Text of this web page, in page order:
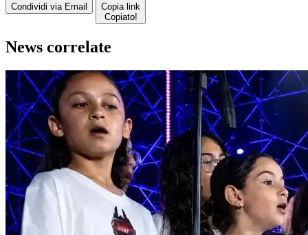
Condividi via Email
Copia link
Copiato!
News correlate